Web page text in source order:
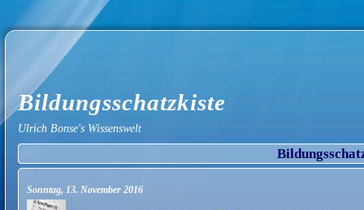
Bildungsschatzkiste
Ulrich Bonse's Wissenswelt
Sonntag, 13. November 2016